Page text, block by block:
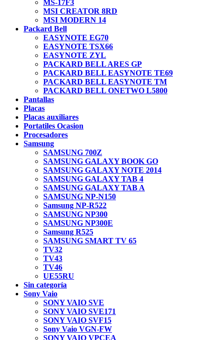
MS-17F3
MSI CREATOR 8RD
MSI MODERN 14
Packard Bell
EASYNOTE EG70
EASYNOTE TSX66
EASYNOTE ZYL
PACKARD BELL ARES GP
PACKARD BELL EASYNOTE TE69
PACKARD BELL EASYNOTE TM
PACKARD BELL ONETWO L5800
Pantallas
Placas
Placas auxiliares
Portatiles Ocasion
Procesadores
Samsung
SAMSUNG 700Z
SAMSUNG GALAXY BOOK GO
SAMSUNG GALAXY NOTE 2014
SAMSUNG GALAXY TAB 4
SAMSUNG GALAXY TAB A
SAMSUNG NP-N150
Samsung NP-R522
SAMSUNG NP300
SAMSUNG NP300E
Samsung R525
SAMSUNG SMART TV 65
TV32
TV43
TV46
UE55RU
Sin categoría
Sony Vaio
SONY VAIO SVE
SONY VAIO SVE171
SONY VAIO SVF15
Sony Vaio VGN-FW
SONY VAIO VPCEA